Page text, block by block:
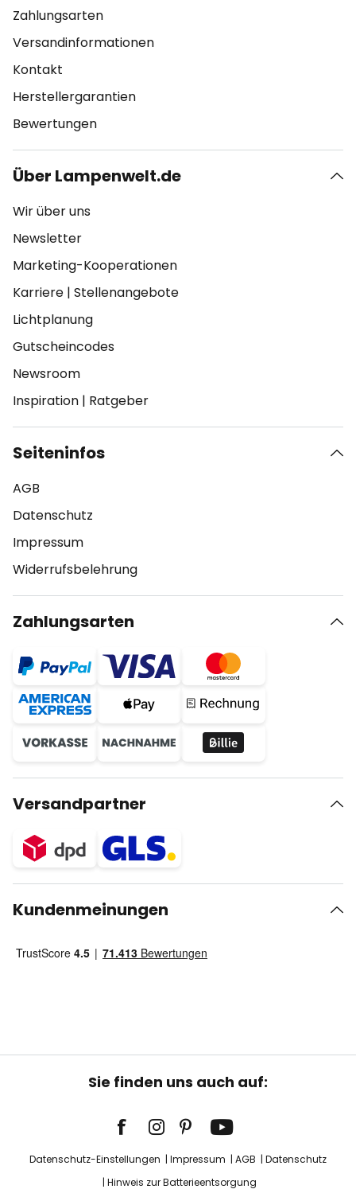
Zahlungsarten
Versandinformationen
Kontakt
Herstellergarantien
Bewertungen
Über Lampenwelt.de
Wir über uns
Newsletter
Marketing-Kooperationen
Karriere | Stellenangebote
Lichtplanung
Gutscheincodes
Newsroom
Inspiration | Ratgeber
Seiteninfos
AGB
Datenschutz
Impressum
Widerrufsbelehrung
Zahlungsarten
Versandpartner
Kundenmeinungen
Sie finden uns auch auf:
Datenschutz-Einstellungen Impressum AGB
Datenschutz
Hinweis zur Batterieentsorgung